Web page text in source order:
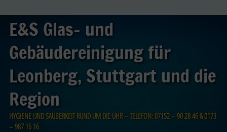
E&S Glas- und
Gebäudereinigung für
Leonberg, Stuttgart und die
Region
HYGIENE UND SAUBERKEIT RUND UM DIE UHR – TELEFON: 07152 – 90 28 46 & 0173
– 987 16 16